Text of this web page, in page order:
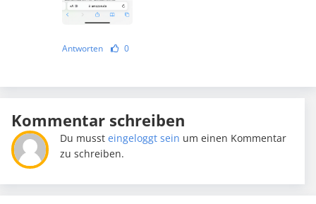
Antworten 0
Kommentar schreiben
Du mussteingeloggt sein um einen Kommentar
zu schreiben.